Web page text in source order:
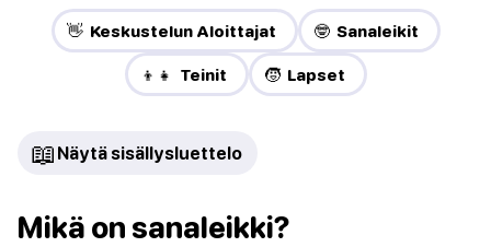
👋 Keskustelun Aloittajat 🤓 Sanaleikit
👦👧 Teinit 🧒 Lapset
📖 Näytä sisällysluettelo
Mikä on sanaleikki?